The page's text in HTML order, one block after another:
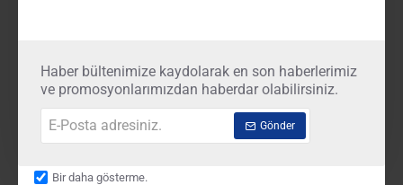
Haber bültenimize kaydolarak en son haberlerimiz
ve promosyonlarımızdan haberdar olabilirsiniz.
Posta
adresiniz.
Gönder
Bir daha gösterme.
Benzer Ürünler